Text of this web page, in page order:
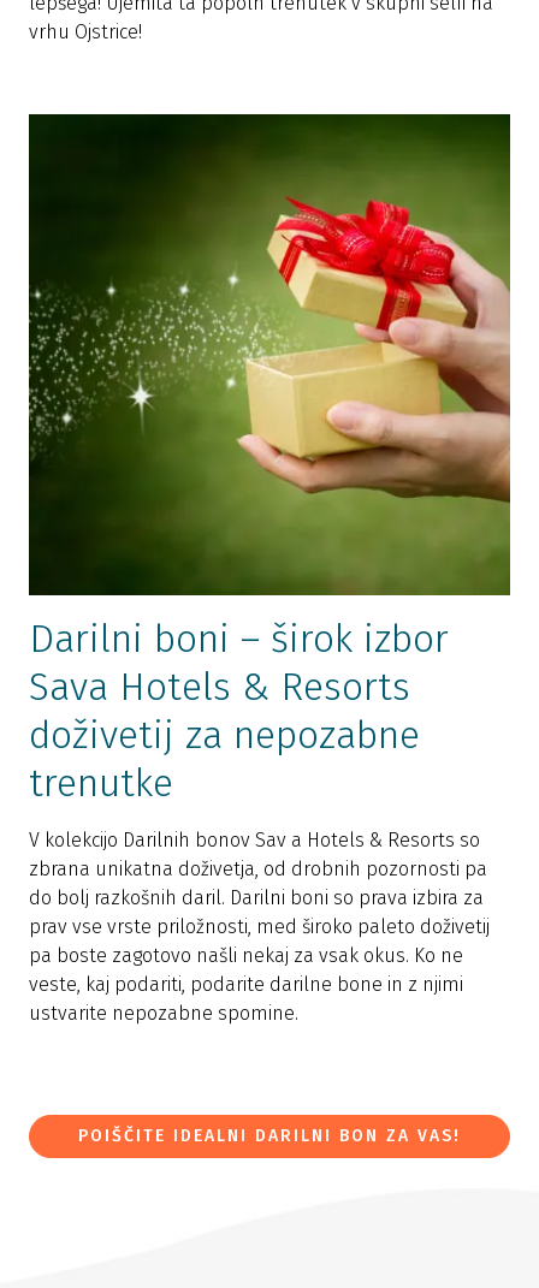
vrhu Ojstrice!
Darilni boni – širok izbor
Sava Hotels & Resorts
doživetij za nepozabne
trenutke
V kolekcijo Darilnih bonov Sav a Hotels & Resorts so
zbrana unikatna doživetja, od drobnih pozornosti pa
do bolj razkošnih daril. Darilni boni so prava izbira za
prav vse vrste priložnosti, med široko paleto doživetij
pa boste zagotovo našli nekaj za vsak okus. Ko ne
veste, kaj podariti, podarite darilne bone in z njimi
ustvarite nepozabne spomine.
POIŠČITE IDEALNI DARILNI BON ZA VAS!